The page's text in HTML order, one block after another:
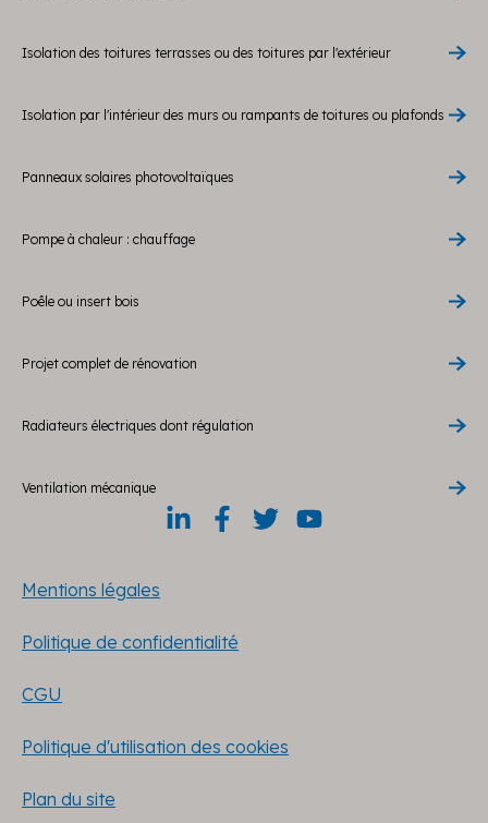
Isolation des toitures terrasses ou des toitures par l'extérieur
Isolation par l'intérieur des murs ou rampants de toitures ou plafonds
Panneaux solaires photovoltaïques
Pompe à chaleur : chauffage
Poêle ou insert bois
Projet complet de rénovation
Radiateurs électriques dont régulation
Ventilation mécanique
Mentions légales
Politique de confidentialité
CGU
Politique d'utilisation des cookies
Plan du site